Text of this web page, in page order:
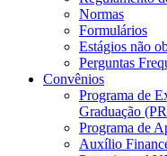
Normas
Formulários
Estágios não
Perguntas
Convênios
Programa de
Graduação
Programa de
Auxílio